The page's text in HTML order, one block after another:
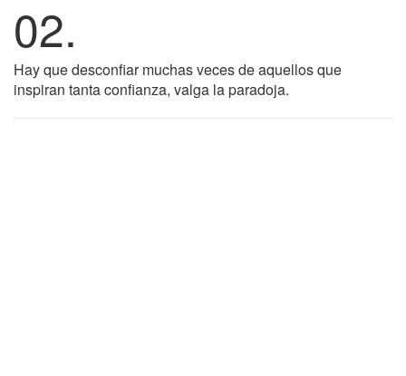
02.
Hay que desconfiar muchas veces de aquellos que
inspiran tanta confianza, valga la paradoja.